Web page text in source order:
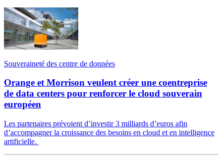
Souveraineté des centre de données
Orange et Morrison veulent créer une coentreprise
de data centers pour renforcer le cloud souverain
européen
Les partenaires prévoient d’investir 3 milliards d’euros afin
d’accompagner la croissance des besoins en cloud et en intelligence
artificielle.